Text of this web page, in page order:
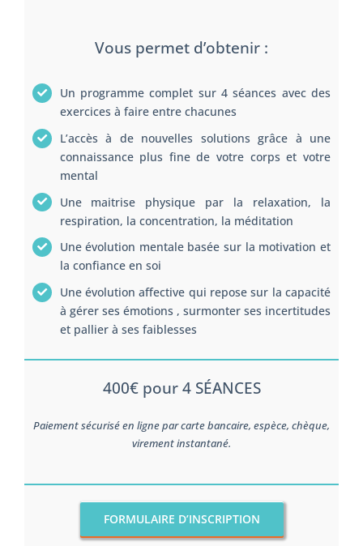
Vous permet d’obtenir :
Un programme complet sur 4 séances avec des
exercices à faire entre chacunes
L’accès à de nouvelles solutions grâce à une
connaissance plus fine de votre corps et votre
mental
Une maitrise physique par la relaxation, la
respiration, la concentration, la méditation
Une évolution mentale basée sur la motivation et
la confiance en soi
Une évolution affective qui repose sur la capacité
à gérer ses émotions , surmonter ses incertitudes
et pallier à ses faiblesses
400€ pour 4 SÉANCES
Paiement sécurisé en ligne par carte bancaire, espèce, chèque,
virement instantané.
FORMULAIRE D’INSCRIPTION